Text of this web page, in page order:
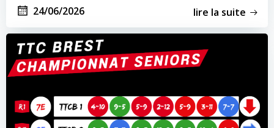
24/06/2026 lire la suite